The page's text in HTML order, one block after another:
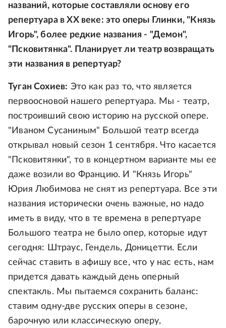
названий, которые составляли основу его
репертуара в ХХ веке: это оперы Глинки, "Князь
Игорь", более редкие названия - "Демон",
"Псковитянка". Планирует ли театр возвращать
эти названия в репертуар?
Туган Сохиев: Это как раз то, что является
первоосновой нашего репертуара. Мы - театр,
построивший свою историю на русской опере.
"Иваном Сусаниным" Большой театр всегда
открывал новый сезон 1 сентября. Что касается
"Псковитянки", то в концертном варианте мы ее
даже возили во Францию. И "Князь Игорь"
Юрия Любимова не снят из репертуара. Все эти
названия исторически очень важные, но надо
иметь в виду, что в те времена в репертуаре
Большого театра не было опер, которые идут
сегодня: Штраус, Гендель, Доницетти. Если
сейчас ставить в афишу все, что у нас есть, нам
придется давать каждый день оперный
спектакль. Мы пытаемся сохранить баланс:
ставим одну-две русских оперы в сезоне,
барочную или классическую оперу,